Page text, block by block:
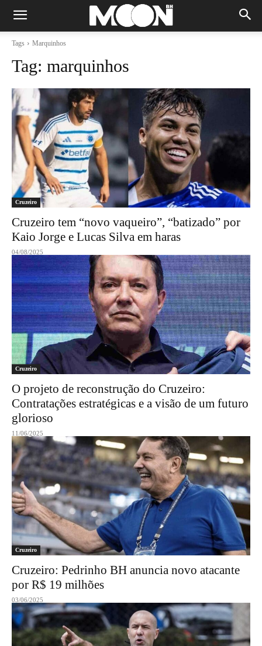
Tags Marquinhos
Tag: marquinhos
Cruzeiro
Cruzeiro tem “novo vaqueiro”, “batizado” por
Kaio Jorge e Lucas Silva em haras
04/08/2025
Cruzeiro
O projeto de reconstrução do Cruzeiro:
Contratações estratégicas e a visão de um futuro
glorioso
11/06/2025
Cruzeiro
Cruzeiro: Pedrinho BH anuncia novo atacante
por R$ 19 milhões
03/06/2025